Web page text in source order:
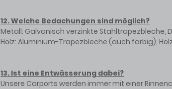
12. Welche Bedachungen sind möglich?
Metall: Galvanisch verzinkte Stahltrapezbleche,
Holz: Aluminium-Trapezbleche (auch farbig),
13. Ist eine Entwässerung dabei?
Unsere Carports werden immer mit einer